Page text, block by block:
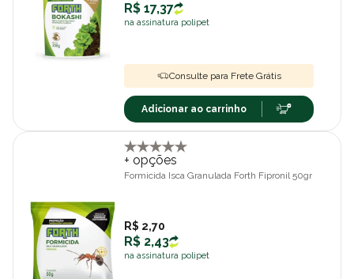
R$ 17,37
na assinatura polipet
Consulte para Frete Grátis
Adicionar ao carrinho
+ opções
Formicida Isca Granulada Forth Fipronil 50gr
R$ 2,70
R$ 2,43
na assinatura polipet